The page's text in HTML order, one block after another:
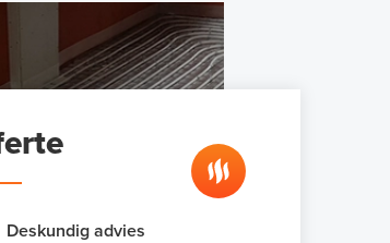
Deskundig advies